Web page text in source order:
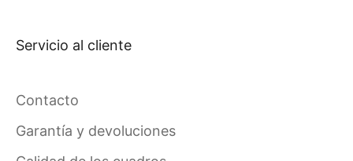
Servicio al cliente
Contacto
Garantía y devoluciones